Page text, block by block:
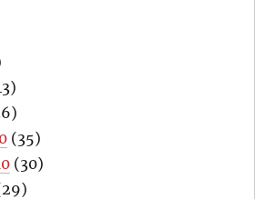
(35)
(30)